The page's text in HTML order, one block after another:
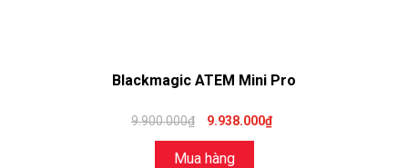
Blackmagic ATEM Mini Pro
9.900.000₫ 9.938.000₫
Mua hàng